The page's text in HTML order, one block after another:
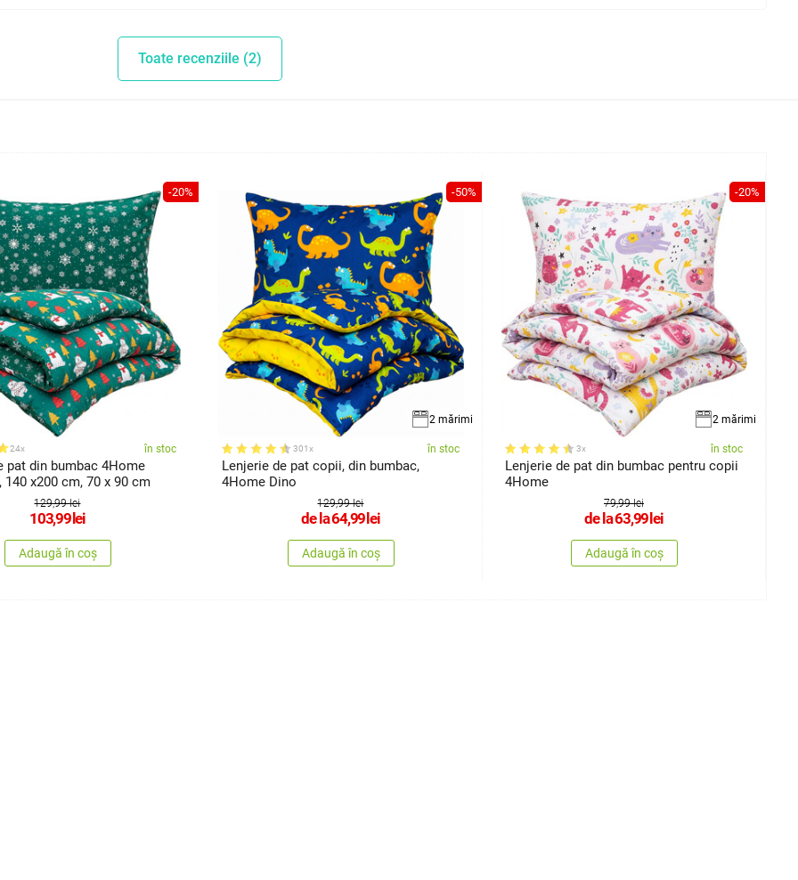
Toate recenziile (2)
-20%
24x în stoc
pat din bumbac 4Home
140 x200 cm, 70 x 90 cm
129,99 lei
103,99 lei
Adaugă în coș
-50%
2 mărimi
301x în stoc
Lenjerie de pat copii, din bumbac,
4Home Dino
129,99 lei
de la64,99 lei
Adaugă în coș
-20%
2 mărimi
3x în stoc
Lenjerie de pat din bumbac pentru copii
4Home
79,99 lei
de la63,99 lei
Adaugă în coș